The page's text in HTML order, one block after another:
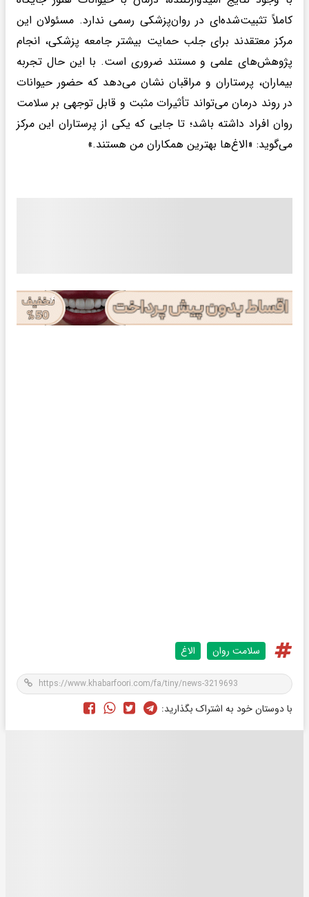
کاملاً تثبیت‌شده‌ای در روان‌پزشکی رسمی ندارد. مسئولان این
مرکز معتقدند برای جلب حمایت بیشتر جامعه پزشکی، انجام
پژوهش‌های علمی و مستند ضروری است. با این حال تجربه
بیماران، پرستاران و مراقبان نشان می‌دهد که حضور حیوانات
در روند درمان می‌تواند تأثیرات مثبت و قابل توجهی بر سلامت
روان افراد داشته باشد؛ تا جایی که یکی از پرستاران این مرکز
می‌گوید: «الاغ‌ها بهترین همکاران من هستند.»
سلامت روان الاغ
با دوستان خود به اشتراک بگذارید: